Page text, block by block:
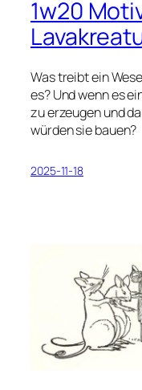
1w20
Was treibt ein
es? Und wenn es
zu erzeugen und
würden sie bauen?
2025-11-18